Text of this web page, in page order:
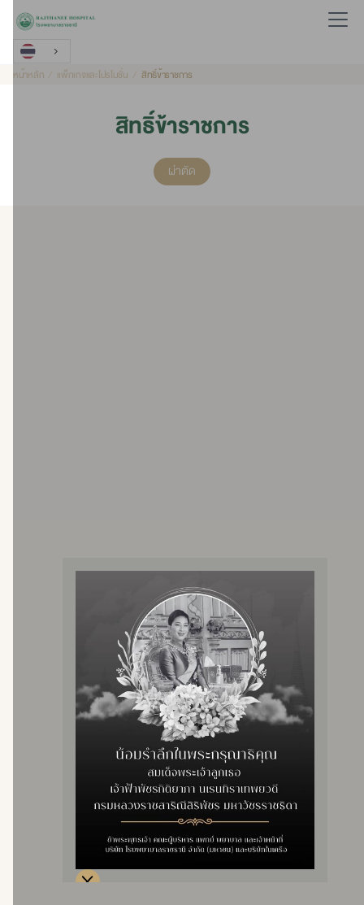
หน้าหลัก แพ็กเกจและโปรโมชั่น สิทธิ์ข้าราชการ
สิทธิ์ข้าราชการ
ผ่าตัด